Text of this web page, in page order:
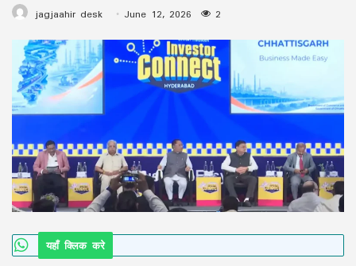
jagjaahir desk June 12, 2026 2
यहाँ क्लिक करे